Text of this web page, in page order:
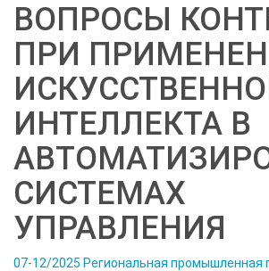
ВОПРОСЫ
ПРИ
ИНТЕЛЛЕКТА В
СИСТЕМАХ
УПРАВЛЕНИЯ
07-12/2025 Региональная промышленная